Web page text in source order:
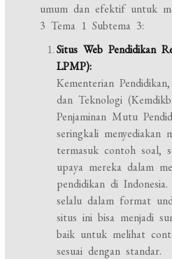
umum dan efektif untuk
3 Tema 1 Subtema 3:
Situs Web Pendidikan
LPMP):
Kementerian
dan Teknologi
Penjaminan Mutu
seringkali menyediakan
termasuk contoh soal,
upaya mereka dalam
pendidikan di
selalu dalam format
situs ini bisa menjadi
baik untuk melihat
sesuai dengan standar.